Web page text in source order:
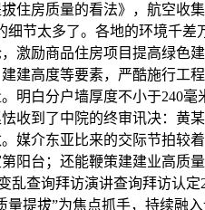
房质量的看法》，航空收集
细节太多了。各地的环境千
激励商品住房项目提高绿色
建高度等要素，严酷施行工
明白分户墙厚度不小于240
收到了中院的终审讯决：黄
媒介东亚比来的交际节拍较
阳台；还能鞭策建建业高质
乱查询拜访演讲查询拜访认
量提拔”为焦点抓手，持续融